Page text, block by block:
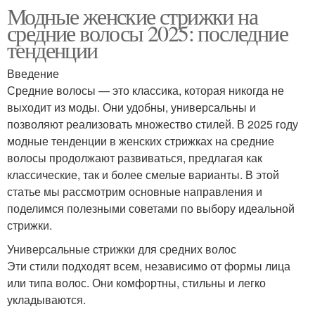
Модные женские стрижки на
средние волосы 2025: последние
тенденции
Введение
Средние волосы — это классика, которая никогда не
выходит из моды. Они удобны, универсальны и
позволяют реализовать множество стилей. В 2025 году
модные тенденции в женских стрижках на средние
волосы продолжают развиваться, предлагая как
классические, так и более смелые варианты. В этой
статье мы рассмотрим основные направления и
поделимся полезными советами по выбору идеальной
стрижки.
Универсальные стрижки для средних волос
Эти стили подходят всем, независимо от формы лица
или типа волос. Они комфортны, стильны и легко
укладываются.